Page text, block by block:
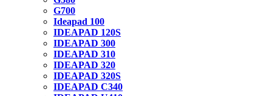
G700
Ideapad 100
IDEAPAD 120S
IDEAPAD 300
IDEAPAD 310
IDEAPAD 320
IDEAPAD 320S
IDEAPAD C340